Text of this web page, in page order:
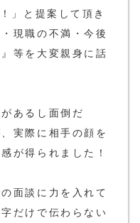
」と提案して頂き
現職の不満・今後
等を大変親身に話
あるし面倒だ
実際に相手の顔を
が得られました！
面談に力を入れて
だけで伝わらない